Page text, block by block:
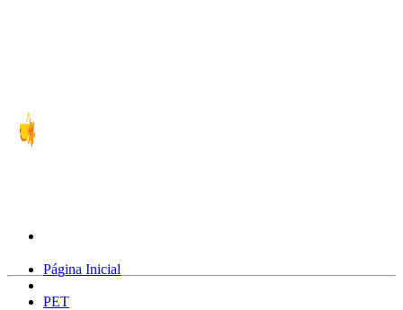
Página Inicial
PET